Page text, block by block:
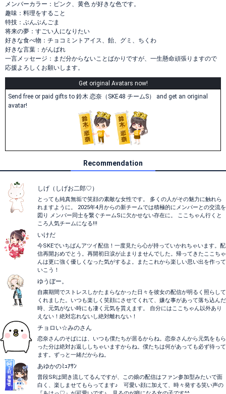
メンバーカラー：ピンク、黄色 が好きな色です。
趣味：料理をすること
特技：ぶんぶんごま
将来の夢：すごい人になりたい
好きな食べ物：チョコミントアイス、飴、グミ、ちくわ
好きな言葉：がんばれ
一言メッセージ：まだ分からないことばかりですが、一生懸命頑張りますので
応援よろしくお願いします。
Get original Avatars now!
Send free or paid gifts to 鈴木 恋奈（SKE48 チームS） and get an original
avatar!
Recommendation
しげ（しげお二郎♡）
とっても純真無垢で笑顔の素敵な女性です。 多くの人がその魅力に触れら
れますように。 2025年4月からの新チームでは積極的にメンバーとの交流を
図り メンバー同士を繋ぐチームSに欠かせない存在に。 ここちゃん行くと
ころ人気チームになる!!!
いけだ
今SKEでいちばんアツイ配信！一度見たら心が持っていかれちゃいます。配
信再開おめでとう。再開初日涙が止まりませんでした。帰ってきたここちゃ
んは更に強く優しくなった気がするよ。またこれから楽しい思い出を作って
いこう！
ゆうぼー。
自粛期間でストレスしかたまらなかった日々を彼女の配信が明るく照らして
くれました。いつも楽しく笑顔にさせてくれて、嫌な事があって落ち込んだ
時、元気がない時にも凄く元気を貰えます。 自分にはここちゃん以外あり
えない！絶対忘れないし絶対離れない！
チョロい☆みのさん
恋奈さんのそばには、いつも僕たちが居るからね。恋奈さんから元気をもら
った分は絶対お返ししちゃいますからね。僕たちは何があっても必ず待って
ます。ずっと一緒だからね。
あゆかのﾐｭｱｻﾝ
普段SRは聞き流してるんですが、この娘の配信はファン参加型みたいで面
白く、楽しませてもらってます♪ 可愛い顔に加えて、時々発する笑い声の